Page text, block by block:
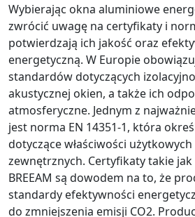
Wybierając okna aluminiowe
zwrócić uwagę na certyfikaty i
potwierdzają ich jakość oraz
energetyczną. W Europie
standardów dotyczących
akustycznej okien, a także ich
atmosferyczne. Jednym z
jest norma EN 14351-1, która
dotyczące właściwości
zewnętrznych. Certyfikaty takie jak
BREEAM są dowodem na to, że
standardy efektywności
do zmniejszenia emisji CO2.